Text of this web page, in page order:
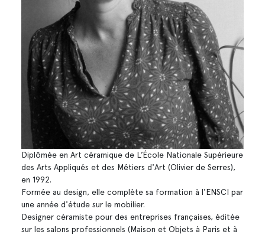
Diplômée en Art céramique de L’École Nationale Supérieure
des Arts Appliqués et des Métiers d'Art (Olivier de Serres),
en 1992.
Formée au design, elle complète sa formation à l'ENSCI par
une année d'étude sur le mobilier.
Designer céramiste pour des entreprises françaises, éditée
sur les salons professionnels (Maison et Objets à Paris et à